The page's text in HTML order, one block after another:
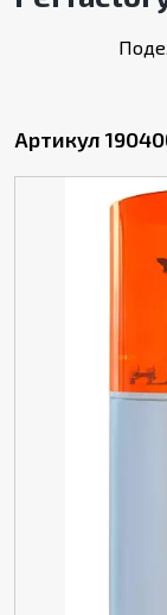
Артикул